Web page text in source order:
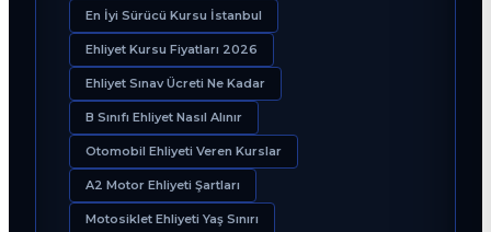
En İyi Sürücü Kursu İstanbul
Ehliyet Kursu Fiyatları 2026
Ehliyet Sınav Ücreti Ne Kadar
B Sınıfı Ehliyet Nasıl Alınır
Otomobil Ehliyeti Veren Kurslar
A2 Motor Ehliyeti Şartları
Motosiklet Ehliyeti Yaş Sınırı